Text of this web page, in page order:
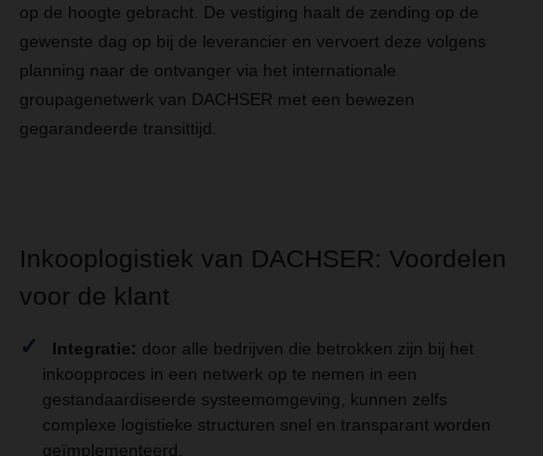
op de hoogte gebracht. De vestiging haalt de zending op de
gewenste dag op bij de leverancier en vervoert deze volgens
planning naar de ontvanger via het internationale
groupagenetwerk van DACHSER met een bewezen
gegarandeerde transittijd.
Inkooplogistiek van DACHSER: Voordelen
voor de klant
Integratie: door alle bedrijven die betrokken zijn bij het
inkoopproces in een netwerk op te nemen in een
gestandaardiseerde systeemomgeving, kunnen zelfs
complexe logistieke structuren snel en transparant worden
geïmplementeerd.